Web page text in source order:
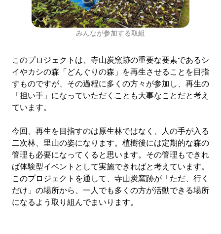
みんなが参加する取組
このプロジェクトは、寺山炭窯跡の重要な要素であるシ
イやカシの森「どんぐりの森」を再生させることを目指
すものですが、その過程に多くの方々が参加し、再生の
「担い手」になっていただくことも大事なことだと考え
ています。
今回、再生を目指すのは原生林ではなく、人の手が入る
二次林、里山の姿になります。植樹後には定期的な森の
管理も必要になってくると思います。その管理もできれ
ば体験型イベントとして実施できればと考えています。
このプロジェクトを通して、寺山炭窯跡が「ただ、行く
だけ」の場所から、一人でも多くの方が活動できる場所
になるよう取り組んでまいります。